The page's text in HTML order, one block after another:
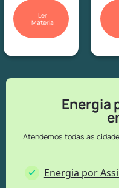
Ler
Matéria
Energia
Atendemos todas as
Energia por